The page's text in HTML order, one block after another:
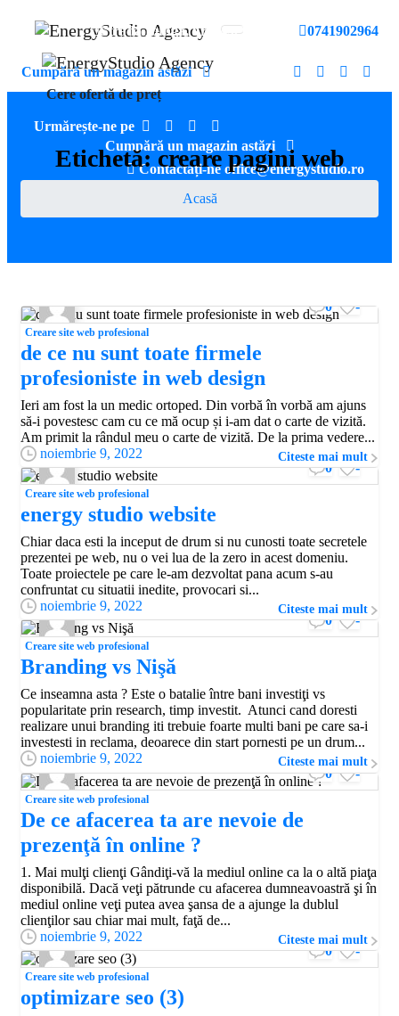
Strada Lungă, nr. 149, Brașov
0741902964
Cere ofertă de preț
Urmărește-ne pe
Cumpără un magazin astăzi
Contactați-ne office@energystudio.ro
Cumpără un magazin astăzi
Etichetă:creare pagini web
Acasă
0 -
Creare site web profesional
de ce nu sunt toate firmele
profesioniste in web design
Ieri am fost la un medic ortoped. Din vorbă în vorbă am ajuns
să-i povestesc cam cu ce mă ocup și i-am dat o carte de vizită.
Am primit la rândul meu o carte de vizită. De la prima vedere...
noiembrie 9, 2022
Citeste mai mult
0 -
Creare site web profesional
energy studio website
Chiar daca esti la inceput de drum si nu cunosti toate secretele
prezentei pe web, nu o vei lua de la zero in acest domeniu.
Toate proiectele pe care le-am dezvoltat pana acum s-au
confruntat cu situatii inedite, provocari si...
noiembrie 9, 2022
Citeste mai mult
0 -
Creare site web profesional
Branding vs Nişă
Ce inseamna asta ? Este o batalie între bani investiţi vs
popularitate prin research, timp investit. Atunci cand doresti
realizare unui branding iti trebuie foarte multi bani pe care sa-i
investesti in reclama, deoarece din start pornesti pe un drum...
noiembrie 9, 2022
Citeste mai mult
0 -
Creare site web profesional
De ce afacerea ta are nevoie de
prezenţă în online ?
1. Mai mulţi clienţi Gândiţi-vă la mediul online ca la o altă piaţa
disponibilă. Dacă veţi pătrunde cu afacerea dumneavoastră şi în
mediul online veţi putea avea şansa de a ajunge la dublul
clienţilor sau chiar mai mult, faţă de...
noiembrie 9, 2022
Citeste mai mult
0 -
Creare site web profesional
optimizare seo (3)